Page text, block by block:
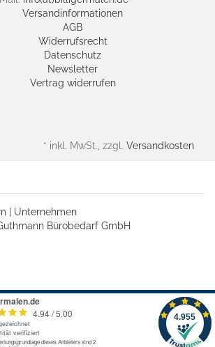
Versandinformationen
AGB
Widerrufsrecht
Datenschutz
Newsletter
Vertrag widerrufen
* inkl. MwSt., zzgl. Versandkosten
Unternehmen
Bürobedarf GmbH